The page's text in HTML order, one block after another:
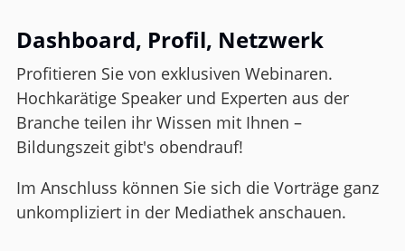
Dashboard, Profil, Netzwerk
Profitieren Sie von exklusiven Webinaren.
Hochkarätige Speaker und Experten aus der
Branche teilen ihr Wissen mit Ihnen –
Bildungszeit gibt's obendrauf!
Im Anschluss können Sie sich die Vorträge ganz
unkompliziert in der Mediathek anschauen.